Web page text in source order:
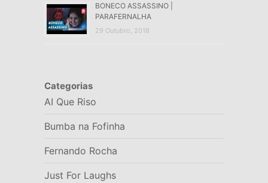
BONECO ASSASSINO |
PARAFERNALHA
29 Outubro, 2018
Categorias
AI Que Riso
Bumba na Fofinha
Fernando Rocha
Just For Laughs